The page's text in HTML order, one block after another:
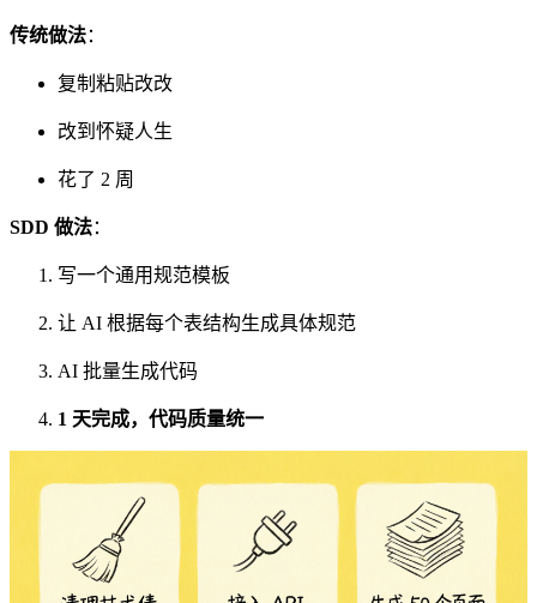
传统做法：
复制粘贴改改
改到怀疑人生
花了 2 周
SDD 做法：
写一个通用规范模板
让 AI 根据每个表结构生成具体规范
AI 批量生成代码
1 天完成，代码质量统一